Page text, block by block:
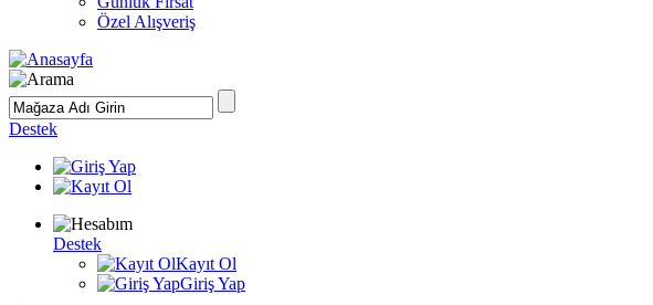
Özel Alışveriş
Destek
Destek
Kayıt Ol
Giriş Yap